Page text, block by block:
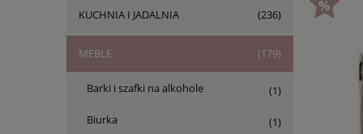
KUCHNIA I JADALNIA (236)
MEBLE (179)
Barki i szafki na alkohole (1)
Biurka (1)